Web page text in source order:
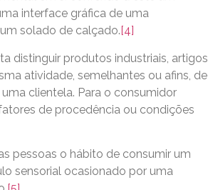
interface gráfica de uma
solado de calçado. [4]
distinguir produtos industriais, artigos
atividade, semelhantes ou afins, de
clientela. Para o consumidor
de procedência ou condições
pessoas o hábito de consumir um
sensorial ocasionado por uma